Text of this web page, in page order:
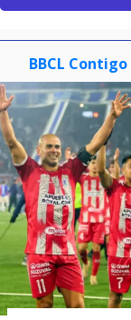
BBCL Contigo